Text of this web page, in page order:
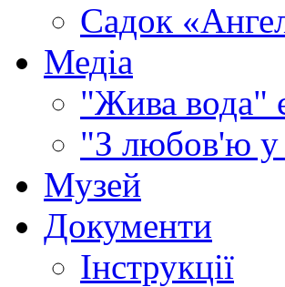
Садок
Медіа
"Жива вода"
"З любов'ю у
Музей
Документи
Інструкції